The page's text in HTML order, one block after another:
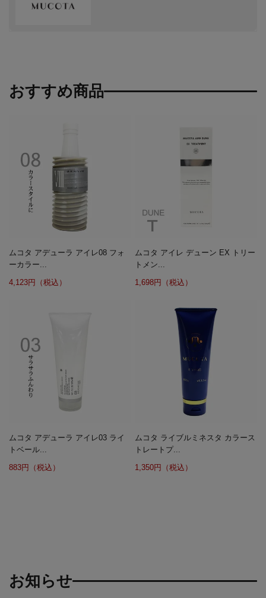
おすすめ商品
ムコタ アデューラ アイレ08 フォ
ーカラー...
4,123円（税込）
ムコタ アイレ デューン EX トリー
トメン...
1,698円（税込）
ムコタ アデューラ アイレ03 ライ
トベール...
883円（税込）
ムコタ ライブルミネスタ カラース
トレートプ...
1,350円（税込）
お知らせ